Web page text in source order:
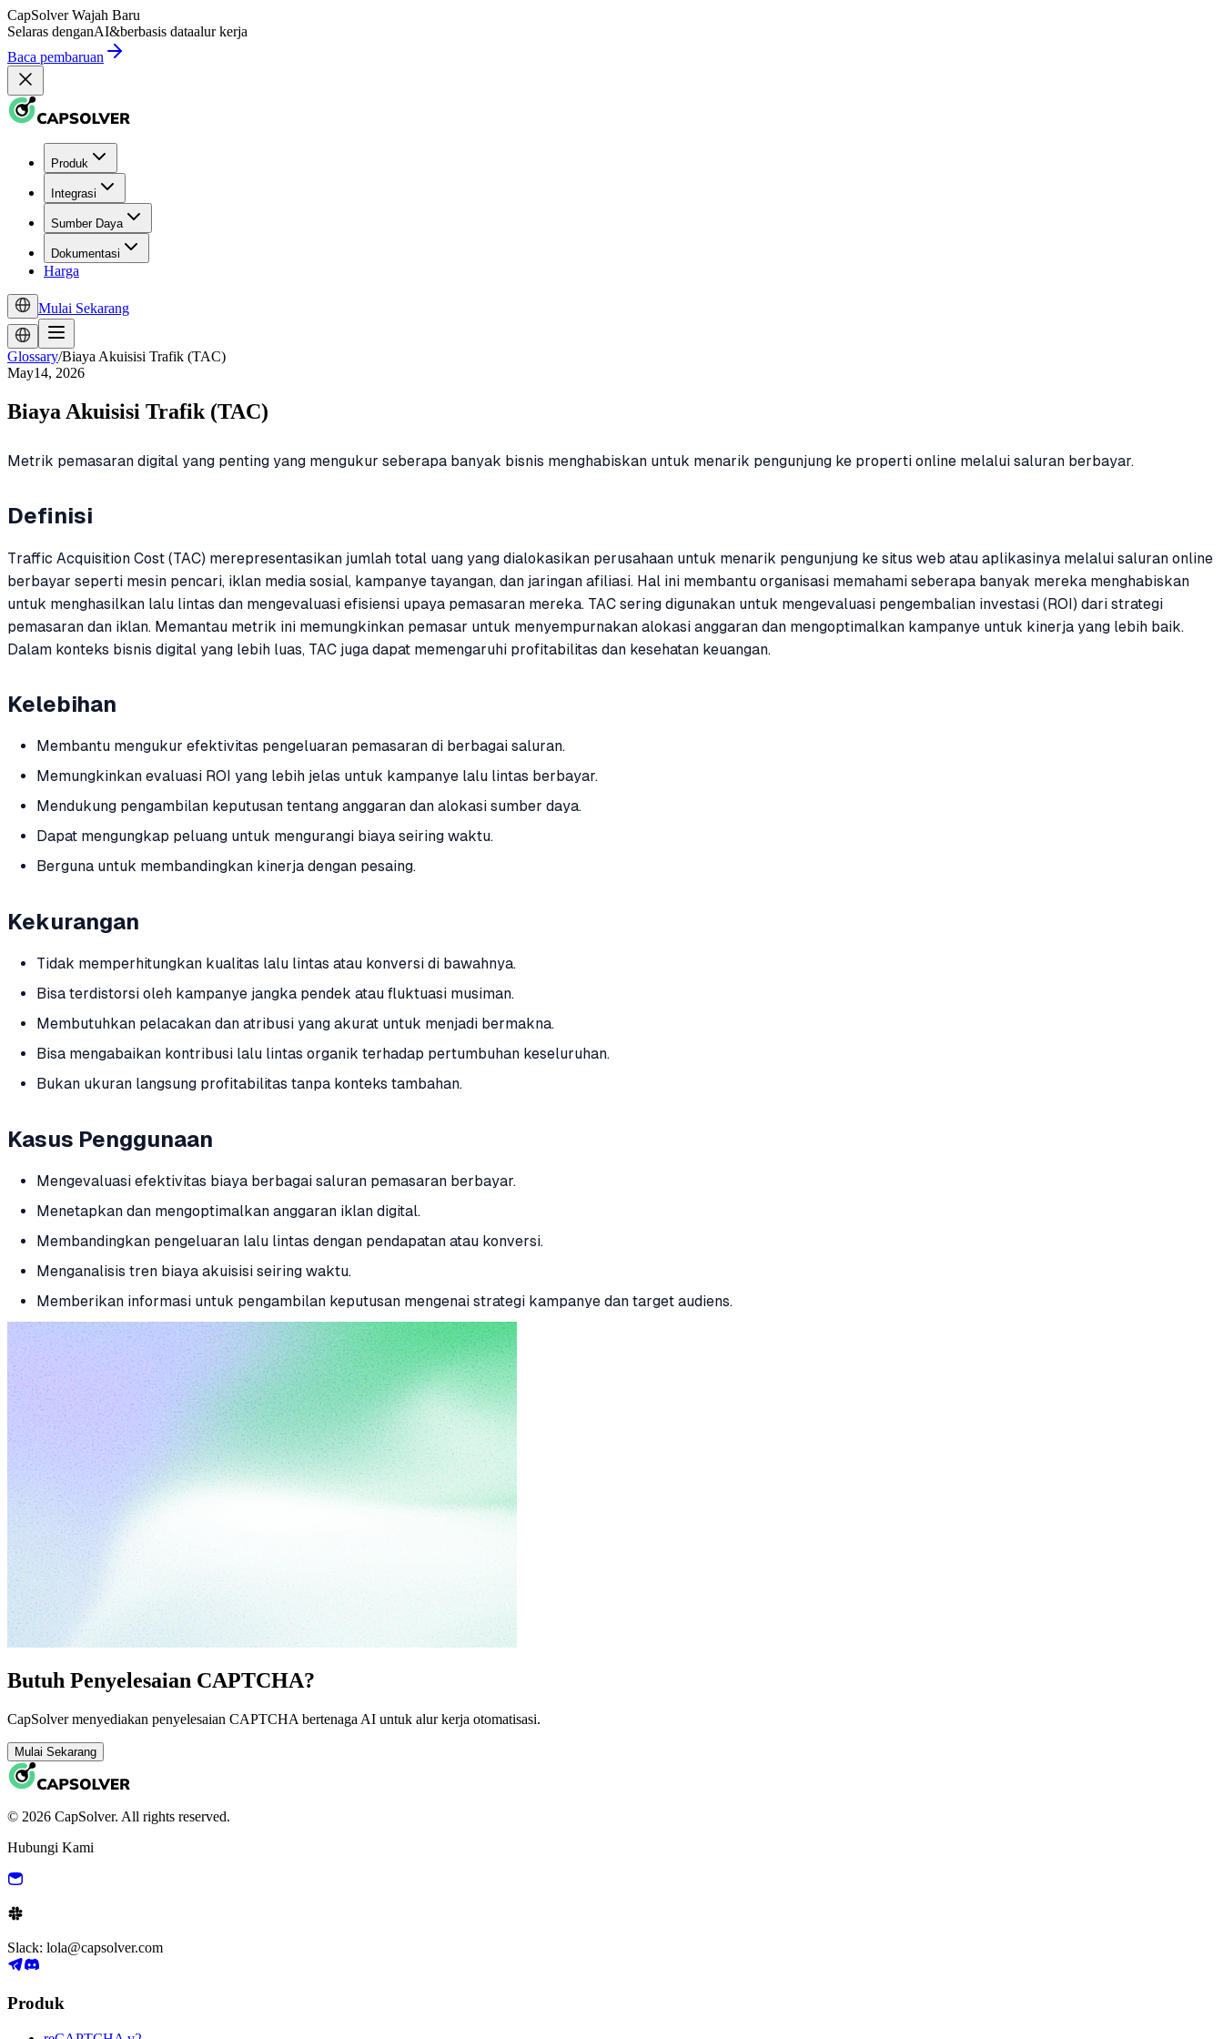
CapSolver Wajah Baru
Selaras denganAI&berbasis dataalur kerja
Baca pembaruan
Produk
Integrasi
Sumber Daya
Dokumentasi
Harga
Mulai Sekarang
Glossary/Biaya Akuisisi Trafik (TAC)
May14, 2026
Biaya Akuisisi Trafik (TAC)
Metrik pemasaran digital yang penting yang mengukur seberapa banyak bisnis menghabiskan untuk menarik pengunjung ke properti online melalui saluran berbayar.
Definisi
Traffic Acquisition Cost (TAC) merepresentasikan jumlah total uang yang dialokasikan perusahaan untuk menarik pengunjung ke situs web atau aplikasinya melalui saluran online
berbayar seperti mesin pencari, iklan media sosial, kampanye tayangan, dan jaringan afiliasi. Hal ini membantu organisasi memahami seberapa banyak mereka menghabiskan
untuk menghasilkan lalu lintas dan mengevaluasi efisiensi upaya pemasaran mereka. TAC sering digunakan untuk mengevaluasi pengembalian investasi (ROI) dari strategi
pemasaran dan iklan. Memantau metrik ini memungkinkan pemasar untuk menyempurnakan alokasi anggaran dan mengoptimalkan kampanye untuk kinerja yang lebih baik.
Dalam konteks bisnis digital yang lebih luas, TAC juga dapat memengaruhi profitabilitas dan kesehatan keuangan.
Kelebihan
Membantu mengukur efektivitas pengeluaran pemasaran di berbagai saluran.
Memungkinkan evaluasi ROI yang lebih jelas untuk kampanye lalu lintas berbayar.
Mendukung pengambilan keputusan tentang anggaran dan alokasi sumber daya.
Dapat mengungkap peluang untuk mengurangi biaya seiring waktu.
Berguna untuk membandingkan kinerja dengan pesaing.
Kekurangan
Tidak memperhitungkan kualitas lalu lintas atau konversi di bawahnya.
Bisa terdistorsi oleh kampanye jangka pendek atau fluktuasi musiman.
Membutuhkan pelacakan dan atribusi yang akurat untuk menjadi bermakna.
Bisa mengabaikan kontribusi lalu lintas organik terhadap pertumbuhan keseluruhan.
Bukan ukuran langsung profitabilitas tanpa konteks tambahan.
Kasus Penggunaan
Mengevaluasi efektivitas biaya berbagai saluran pemasaran berbayar.
Menetapkan dan mengoptimalkan anggaran iklan digital.
Membandingkan pengeluaran lalu lintas dengan pendapatan atau konversi.
Menganalisis tren biaya akuisisi seiring waktu.
Memberikan informasi untuk pengambilan keputusan mengenai strategi kampanye dan target audiens.
Butuh Penyelesaian CAPTCHA?
CapSolver menyediakan penyelesaian CAPTCHA bertenaga AI untuk alur kerja otomatisasi.
Mulai Sekarang
© 2026 CapSolver. All rights reserved.
Hubungi Kami
Slack: lola@capsolver.com
Produk